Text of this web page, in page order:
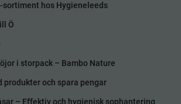
sortiment hos Hygieneleeds
Ö
i storpack – Bambo Nature
produkter och spara pengar
– Effektiv och hygienisk sophantering